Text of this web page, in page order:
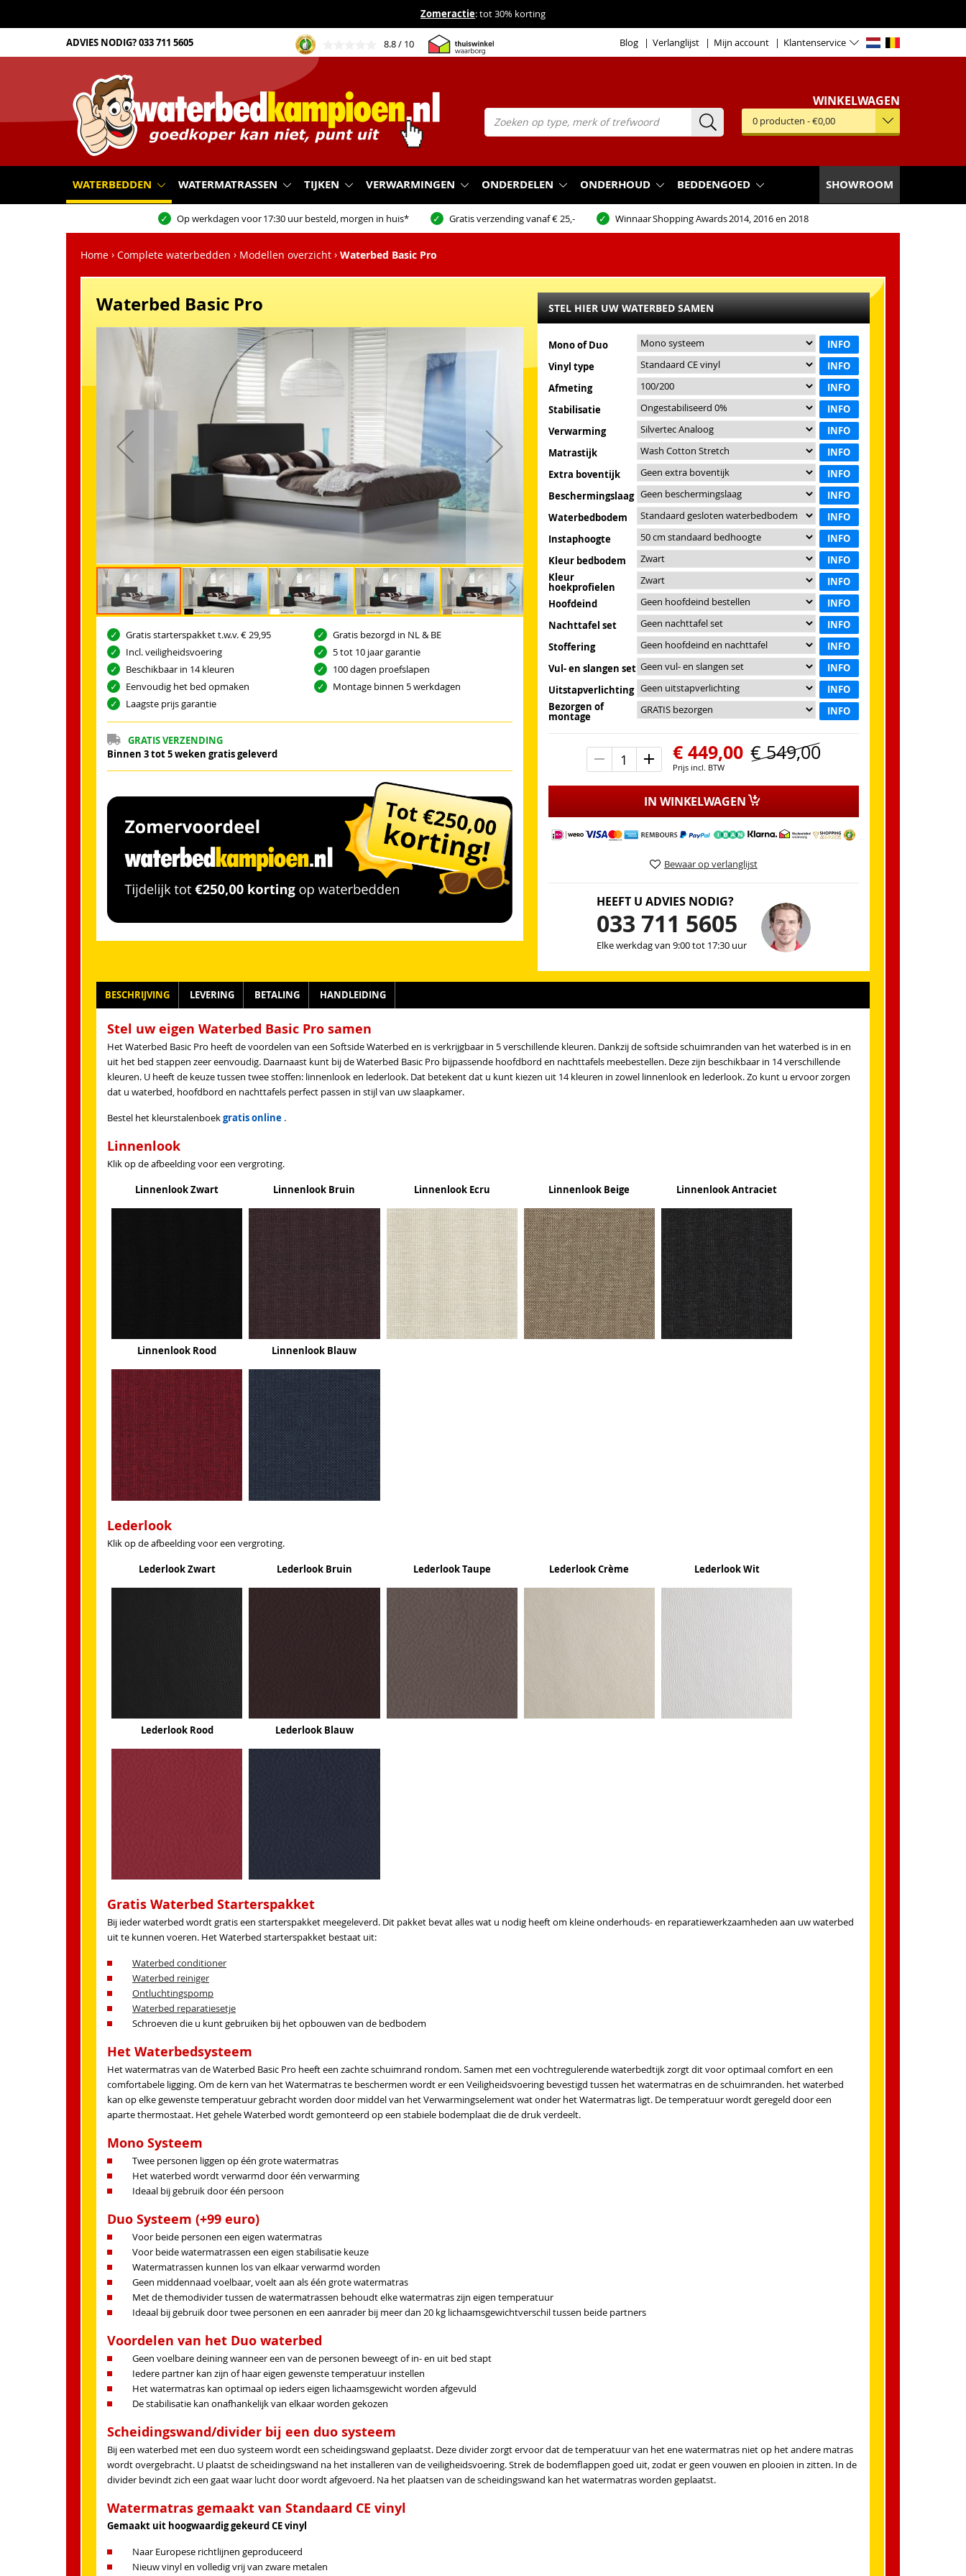
Zomeractie: tot 30% korting
ADVIES NODIG?033 711 5605 8.8/ 10 Blog Verlanglijst Mijn account Klantenservice
WINKELWAGEN
0 producten -€0,00
WATERBEDDEN WATERMATRASSEN TIJKEN VERWARMINGEN ONDERDELEN ONDERHOUD BEDDENGOED SHOWROOM
Op werkdagen voor17:30 uur besteld,morgen in huis* Gratis verzending vanaf € 25,- WinnaarShopping Awards2014, 2016 en 2018
Home Complete waterbedden Modellen overzicht Waterbed Basic Pro
Waterbed Basic Pro
Gratis starterspakket t.w.v. € 29,95
Incl. veiligheidsvoering
Beschikbaar in 14 kleuren
Eenvoudig het bed opmaken
Laagste prijs garantie
Gratis bezorgd in NL & BE
5 tot 10 jaar garantie
100 dagen proefslapen
Montage binnen 5 werkdagen
GRATIS VERZENDING
Binnen 3 tot 5 weken gratis geleverd
STEL HIER UW WATERBED SAMEN
Mono of Duo
INFO
Vinyl type
INFO
Afmeting
INFO
Stabilisatie
INFO
Verwarming
INFO
Matrastijk
INFO
Extra boventijk
INFO
Beschermingslaag
INFO
Waterbedbodem
INFO
Instaphoogte
INFO
Kleur bedbodem
INFO
Kleur
hoekprofielen
INFO
Hoofdeind
INFO
Nachttafel set
INFO
Stoffering
INFO
Vul- en slangen set
INFO
Uitstapverlichting
INFO
Bezorgen of
montage INFO
€ 549,00
€ 449,00
Prijs incl. BTW
IN WINKELWAGEN
Bewaar op verlanglijst
HEEFT U ADVIES NODIG?
033 711 5605
Elke werkdag van 9:00 tot 17:30 uur
BESCHRIJVING LEVERING BETALING HANDLEIDING
Stel uw eigen Waterbed Basic Pro samen
Het Waterbed Basic Pro heeft de voordelen van een Softside Waterbed en is verkrijgbaar in 5 verschillende kleuren. Dankzij de softside schuimranden van het waterbed is in en
uit het bed stappen zeer eenvoudig. Daarnaast kunt bij de Waterbed Basic Pro bijpassende hoofdbord en nachttafels meebestellen. Deze zijn beschikbaar in 14 verschillende
kleuren. U heeft de keuze tussen twee stoffen: linnenlook en lederlook. Dat betekent dat u kunt kiezen uit 14 kleuren in zowel linnenlook en lederlook. Zo kunt u ervoor zorgen
dat u waterbed, hoofdbord en nachttafels perfect passen in stijl van uw slaapkamer.
Bestel het kleurstalenboekgratis online .
Linnenlook
Klik op de afbeelding voor een vergroting.
Linnenlook Zwart
Linnenlook Bruin Linnenlook Ecru Linnenlook Beige Linnenlook Antraciet
Linnenlook Rood Linnenlook Blauw
Lederlook
Klik op de afbeelding voor een vergroting.
Lederlook Zwart
Lederlook Bruin Lederlook Taupe Lederlook Crème Lederlook Wit
Lederlook Rood Lederlook Blauw
Gratis Waterbed Starterspakket
Bij ieder waterbed wordt gratis een starterspakket meegeleverd. Dit pakket bevat alles wat u nodig heeft om kleine onderhouds- en reparatiewerkzaamheden aan uw waterbed
uit te kunnen voeren. Het Waterbed starterspakket bestaat uit:
Waterbed conditioner
Waterbed reiniger
Ontluchtingspomp
Waterbed reparatiesetje
Schroeven die u kunt gebruiken bij het opbouwen van de bedbodem
Het Waterbedsysteem
Het watermatras van de Waterbed Basic Pro heeft een zachte schuimrand rondom. Samen met een vochtregulerende waterbedtijk zorgt dit voor optimaal comfort en een
comfortabele ligging. Om de kern van het Watermatras te beschermen wordt er een Veiligheidsvoering bevestigd tussen het watermatras en de schuimranden. het waterbed
kan op elke gewenste temperatuur gebracht worden door middel van het Verwarmingselement wat onder het Watermatras ligt. De temperatuur wordt geregeld door een
aparte thermostaat. Het gehele Waterbed wordt gemonteerd op een stabiele bodemplaat die de druk verdeelt.
Mono Systeem
Twee personen liggen op één grote watermatras
Het waterbed wordt verwarmd door één verwarming
Ideaal bij gebruik door één persoon
Duo Systeem (+99 euro)
Voor beide personen een eigen watermatras
Voor beide watermatrassen een eigen stabilisatie keuze
Watermatrassen kunnen los van elkaar verwarmd worden
Geen middennaad voelbaar, voelt aan als één grote watermatras
Met de themodivider tussen de watermatrassen behoudt elke watermatras zijn eigen temperatuur
Ideaal bij gebruik door twee personen en een aanrader bij meer dan 20 kg lichaamsgewichtverschil tussen beide partners
Voordelen van het Duo waterbed
Geen voelbare deining wanneer een van de personen beweegt of in- en uit bed stapt
Iedere partner kan zijn of haar eigen gewenste temperatuur instellen
Het watermatras kan optimaal op ieders eigen lichaamsgewicht worden afgevuld
De stabilisatie kan onafhankelijk van elkaar worden gekozen
Scheidingswand/divider bij een duo systeem
Bij een waterbed met een duo systeem wordt een scheidingswand geplaatst. Deze divider zorgt ervoor dat de temperatuur van het ene watermatras niet op het andere matras
wordt overgebracht. U plaatst de scheidingswand na het installeren van de veiligheidsvoering. Strek de bodemflappen goed uit, zodat er geen vouwen en plooien in zitten. In de
divider bevindt zich een gaat waar lucht door wordt afgevoerd. Na het plaatsen van de scheidingswand kan het watermatras worden geplaatst.
Watermatras gemaakt van Standaard CE vinyl
Gemaakt uit hoogwaardig gekeurd CE vinyl
Naar Europese richtlijnen geproduceerd
Nieuw vinyl en volledig vrij van zware metalen